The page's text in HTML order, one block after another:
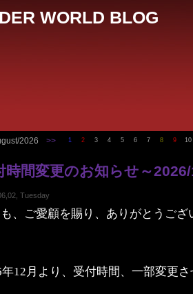
WORLD BLOG
2026 >> 1 2 3 4 5 6 7 8 9 10
時間変更のお知らせ～
Tuesday
、ご愛顧を賜り、ありがとうござ
年12月より、受付時間、一部変更